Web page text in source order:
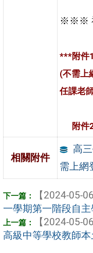
※※※
***附件
(不需上
任課老
附件
相關附件
高
需上網
【2024-05-06
一學期第一階段自
【2024-05-06
高級中等學校教師